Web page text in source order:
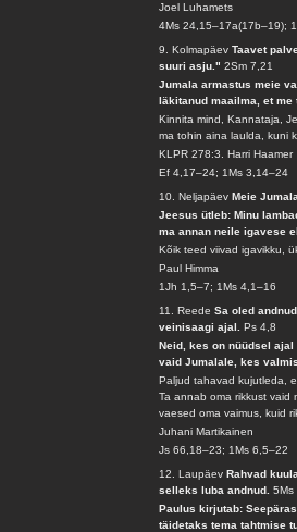
Joel Luhamets
4Ms 24,15–17a(17b–19);
9. KolmapäevTaavet
suuri asju."2Sm 7,21
Jumala armastus meie
läkitanud maailma, et me
Kinnita mind, Kannataja,
ma tohin aina laulda, kuni
KLPR 278:3. Harri Haamer
Ef 4,17–24; 1Ms 3,14–24
10. NeljapäevMeie
Jeesus ütleb: Minu
ma annan neile igavese
Kõik teed viivad igavikku,
Paul Himma
1Jh 1,5–7; 1Ms 4,1–16
11. ReedeSa oled
veinisaagi ajal.Ps 4,8
Neid, kes on nüüdsel
vaid Jumalale, kes
Paljud tahavad kujutleda,
Ta annab oma rikkust vaid
vaesed oma vaimus, kuid
Juhani Martikainen
Js 66,18–23; 1Ms 6,5–22
12. LaupäevRahvad
selleks luba andnud.5Ms
Paulus kirjutab:
täidetaks tema tahtmise